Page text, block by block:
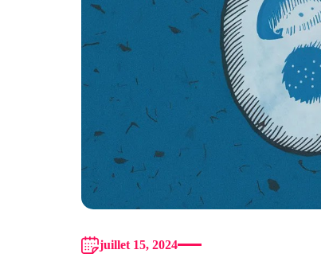
juillet 15, 2024